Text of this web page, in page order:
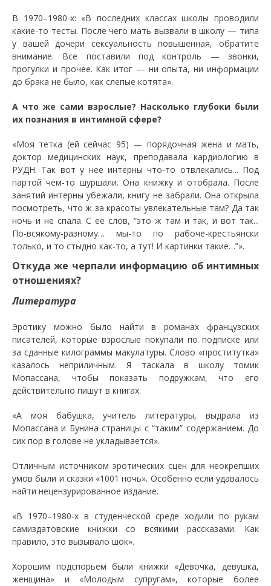
В 1970–1980-х: «В последних классах школы проводили
какие-то тесты. После чего мать вызвали в школу — типа
у вашей дочери сексуальность повышенная, обратите
внимание. Все поставили под контроль — звонки,
прогулки и прочее. Как итог — ни опыта, ни информации
до брака не было, как слепые котята».
А что же сами взрослые? Насколько глубоки были
их познания в интимной сфере?
«Моя тетка (ей сейчас 95) — порядочная жена и мать,
доктор медицинских наук, преподавала кардиологию в
РУДН. Так вот у нее интерны что-то отвлекались... Под
партой чем-то шуршали. Она книжку и отобрала. После
занятий интерны убежали, книгу не забрали. Она открыла
посмотреть, что ж за красоты увлекательные там? Да так
ночь и не спала. С ее слов, “это ж там и так, и вот так...
По-всякому-разному… мы-то по рабоче-крестьянски
только, и то стыдно как-то, а тут! И картинки такие…”».
Откуда же черпали информацию об интимных
отношениях?
Литература
Эротику можно было найти в романах французских
писателей, которые взрослые покупали по подписке или
за сданные килограммы макулатуры. Слово «проститутка»
казалось неприличным. Я таскала в школу томик
Мопассана, чтобы показать подружкам, что его
действительно пишут в книгах.
«А моя бабушка, учитель литературы, выдрала из
Мопассана и Бунина страницы с “таким” содержанием. До
сих пор в голове не укладывается».
Отличным источником эротических сцен для неокрепших
умов были и сказки «1001 ночь». Особенно если удавалось
найти нецензурированное издание.
«В 1970–1980-х в студенческой среде ходили по рукам
самиздатовские книжки со всякими рассказами. Как
правило, это вызывало шок».
Хорошим подспорьем были книжки «Девочка, девушка,
женщина» и «Молодым супругам», которые более